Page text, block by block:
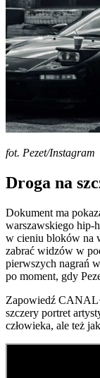
fot. Pezet/Instagram
Droga na
Dokument ma
warszawskiego hip-
w cieniu bloków na
zabrać widzów w
pierwszych nagrań
po moment, gdy
Zapowiedź
szczery portret
człowieka, ale też